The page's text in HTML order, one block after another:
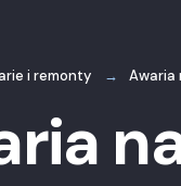
i remonty Awaria